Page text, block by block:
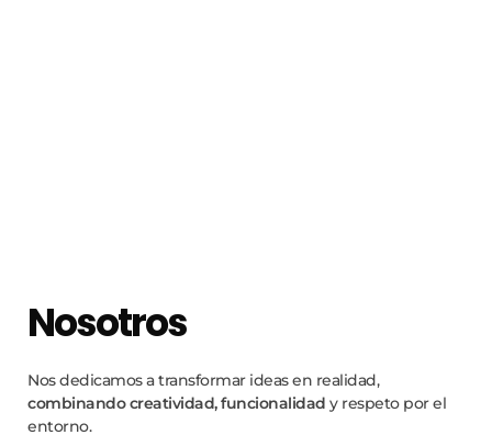
Nosotros
Nos dedicamos a transformar ideas en realidad,
combinando creatividad, funcionalidad y respeto por el
entorno.